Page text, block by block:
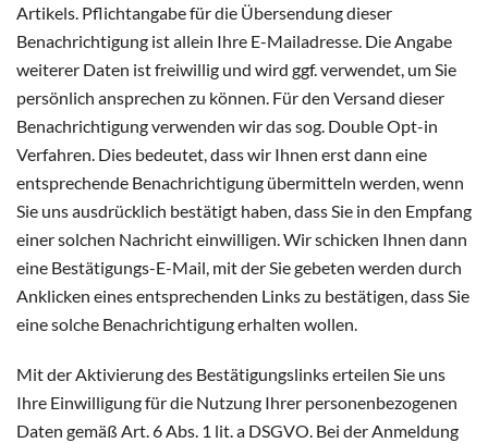
Artikels. Pflichtangabe für die Übersendung dieser
Benachrichtigung ist allein Ihre E-Mailadresse. Die Angabe
weiterer Daten ist freiwillig und wird ggf. verwendet, um Sie
persönlich ansprechen zu können. Für den Versand dieser
Benachrichtigung verwenden wir das sog. Double Opt-in
Verfahren. Dies bedeutet, dass wir Ihnen erst dann eine
entsprechende Benachrichtigung übermitteln werden, wenn
Sie uns ausdrücklich bestätigt haben, dass Sie in den Empfang
einer solchen Nachricht einwilligen. Wir schicken Ihnen dann
eine Bestätigungs-E-Mail, mit der Sie gebeten werden durch
Anklicken eines entsprechenden Links zu bestätigen, dass Sie
eine solche Benachrichtigung erhalten wollen.
Mit der Aktivierung des Bestätigungslinks erteilen Sie uns
Ihre Einwilligung für die Nutzung Ihrer personenbezogenen
Daten gemäß Art. 6 Abs. 1 lit. a DSGVO. Bei der Anmeldung